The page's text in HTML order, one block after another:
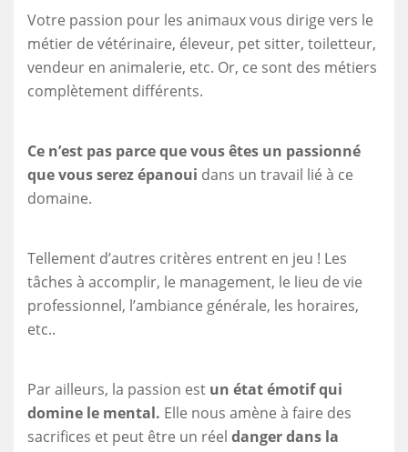
Votre passion pour les animaux vous dirige vers le
métier de vétérinaire, éleveur, pet sitter, toiletteur,
vendeur en animalerie, etc. Or, ce sont des métiers
complètement différents.
Ce n’est pas parce que vous êtes un passionné
que vous serez épanoui dans un travail lié à ce
domaine.
Tellement d’autres critères entrent en jeu ! Les
tâches à accomplir, le management, le lieu de vie
professionnel, l’ambiance générale, les horaires,
etc..
Par ailleurs, la passion est un état émotif qui
domine le mental. Elle nous amène à faire des
sacrifices et peut être un réel danger dans la